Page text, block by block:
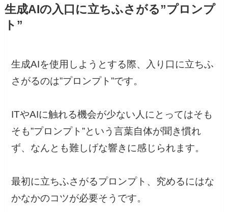
生成AIの入口に立ちふさがる”プロンプ
ト”
生成AIを使用しようとする際、入り口に立ちふ
さがるのは”プロンプト”です。
ITやAIに触れる機会が少ない人にとってはそも
そも”プロンプト”という言葉自体が聞き慣れ
ず、なんとも難しげな響きに感じられます。
最初に立ちふさがるプロンプト、究めるにはな
かなかのコツが必要そうです。